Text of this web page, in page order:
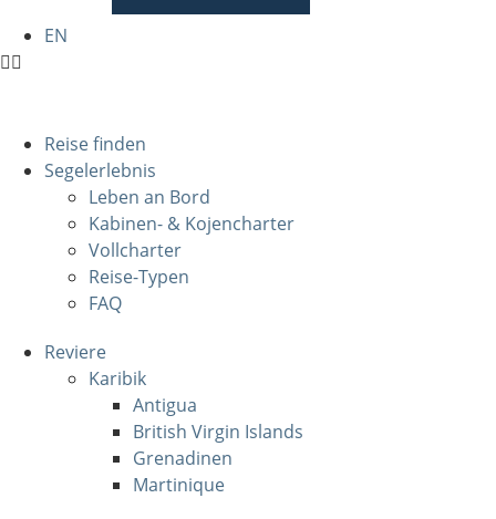
EN
Reise finden
Segelerlebnis
Leben an Bord
Kabinen- & Kojencharter
Vollcharter
Reise-Typen
FAQ
Reviere
Karibik
Antigua
British Virgin Islands
Grenadinen
Martinique